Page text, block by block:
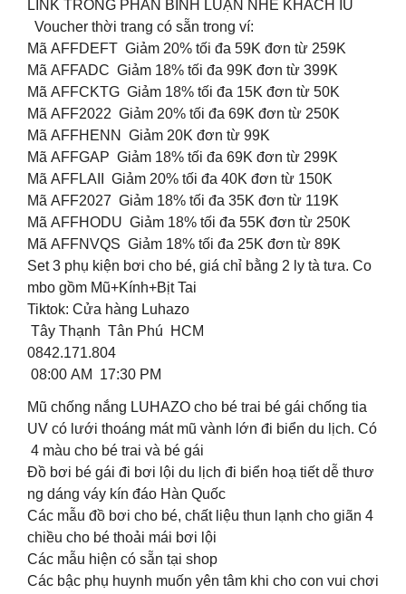
LINK TRONG PHẦN BÌNH LUẬN NHÉ KHÁCH IU
Voucher thời trang có sẵn trong ví:
Mã AFFDEFT Giảm 20% tối đa 59K đơn từ 259K
Mã AFFADC Giảm 18% tối đa 99K đơn từ 399K
Mã AFFCKTG Giảm 18% tối đa 15K đơn từ 50K
Mã AFF2022 Giảm 20% tối đa 69K đơn từ 250K
Mã AFFHENN Giảm 20K đơn từ 99K
Mã AFFGAP Giảm 18% tối đa 69K đơn từ 299K
Mã AFFLAII Giảm 20% tối đa 40K đơn từ 150K
Mã AFF2027 Giảm 18% tối đa 35K đơn từ 119K
Mã AFFHODU Giảm 18% tối đa 55K đơn từ 250K
Mã AFFNVQS Giảm 18% tối đa 25K đơn từ 89K
Set 3 phụ kiện bơi cho bé, giá chỉ bằng 2 ly tà tưa. Co
mbo gồm Mũ+Kính+Bịt Tai
Tiktok: Cửa hàng Luhazo
Tây Thạnh Tân Phú HCM
0842.171.804
08:00 AM 17:30 PM
Mũ chống nắng LUHAZO cho bé trai bé gái chống tia
UV có lưới thoáng mát mũ vành lớn đi biển du lịch. Có
4 màu cho bé trai và bé gái
Đồ bơi bé gái đi bơi lội du lịch đi biển hoạ tiết dễ thươ
ng dáng váy kín đáo Hàn Quốc
Các mẫu đồ bơi cho bé, chất liệu thun lạnh cho giãn 4
chiều cho bé thoải mái bơi lội
Các mẫu hiện có sẵn tại shop
Các bậc phụ huynh muốn yên tâm khi cho con vui chơi